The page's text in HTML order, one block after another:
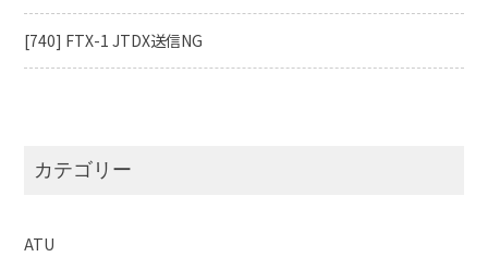
[740] FTX-1 JTDX送信NG
カテゴリー
ATU